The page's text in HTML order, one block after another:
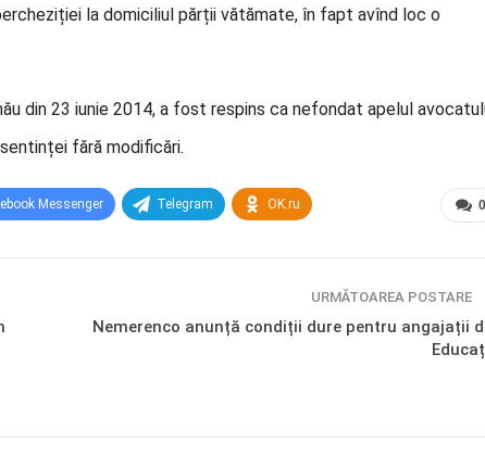
la domiciliul părții vătămate, în fapt avînd loc o
din 23 iunie 2014, a fost respins ca nefondat apelul
fără modificări.
0
Messenger Telegram OK.ru
URMĂTOAREA POSTARE
Nemerenco anunță condiții dure pentru angajații